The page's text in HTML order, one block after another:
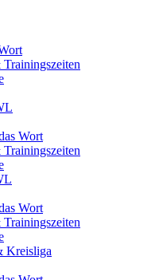
Wort
Wort
Kreisliga